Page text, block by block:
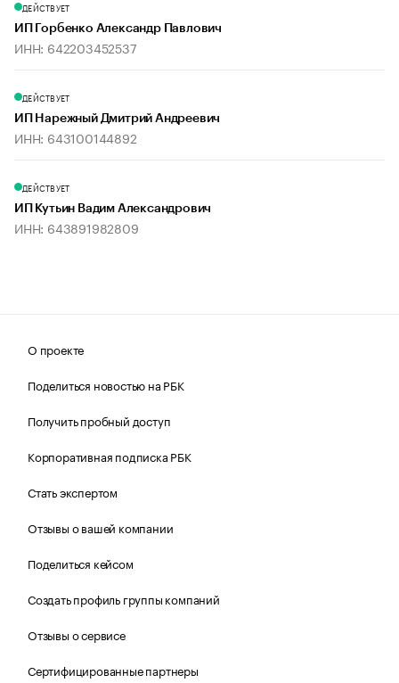
ДЕЙСТВУЕТ
ИП Горбенко Александр Павлович
ИНН: 642203452537
ДЕЙСТВУЕТ
ИП Нарежный Дмитрий Андреевич
ИНН: 643100144892
ДЕЙСТВУЕТ
ИП Кутьин Вадим Александрович
ИНН: 643891982809
О проекте
Поделиться новостью на РБК
Получить пробный доступ
Корпоративная подписка РБК
Стать экспертом
Отзывы о вашей компании
Поделиться кейсом
Создать профиль группы компаний
Отзывы о сервисе
Сертифицированные партнеры